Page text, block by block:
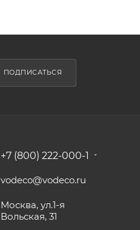
ПОДПИСАТЬСЯ
+7 (800) 222-000-1
vodeco@vodeco.ru
Москва, ул.1-я
Вольская, 31